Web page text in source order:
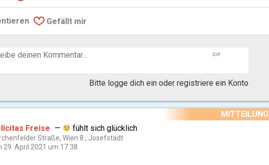
Gefällt mir
gif
Bitte logge dich ein oder registriere ein Konto
MITTEILUNG
Freise — fühlt sich glücklich
Straße, Wien 8., Josefstadt
29. April 2021 um 17:38